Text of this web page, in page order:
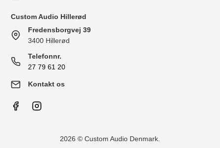
Custom Audio Hillerød
Fredensborgvej 39
3400 Hillerød
Telefonnr.
27 79 61 20
Kontakt os
2026 © Custom Audio Denmark.